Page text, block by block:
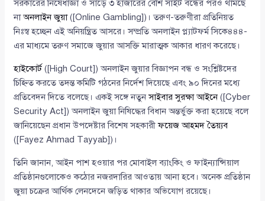
সরকারের নিষেধাজ্ঞা ও সাড়ে ৩ হাজারের বেশি সাইট বন্ধের পরও থামছে
নাঅনলাইন জুয়া([Online Gambling])। তরুণ-তরুণীরা প্রতিনিয়ত
নিঃস্ব হচ্ছেন এই অনিয়ন্ত্রিত আসরে। সম্প্রতি অনলাইন প্ল্যাটফর্ম সিকে৪৪৪-
এর মাধ্যমে তরুণ সমাজে জুয়ার আসক্তি মারাত্মক আকার ধারণ করেছে।
হাইকোর্ট ([High Court]) অনলাইন জুয়ার বিজ্ঞাপন বন্ধ ও সংশ্লিষ্টদের
চিহ্নিত করতে তদন্ত কমিটি গঠনের নির্দেশ দিয়েছে এবং ৯০ দিনের মধ্যে
প্রতিবেদন দিতে বলেছে। একই সঙ্গে নতুনসাইবার সুরক্ষা আইনে([Cyber
Security Act]) অনলাইন জুয়া নিষিদ্ধের বিধান অন্তর্ভুক্ত করা হয়েছে বলে
জানিয়েছেন প্রধান উপদেষ্টার বিশেষ সহকারীফয়েজ আহমদ তৈয়্যব
([Fayez Ahmad Tayyab])।
তিনি জানান, আইন পাশ হওয়ার পর মোবাইল ব্যাংকিং ও ফাইন্যান্সিয়াল
প্রতিষ্ঠানগুলোকেও কঠোর নজরদারির আওতায় আনা হবে। অনেক প্রতিষ্ঠান
জুয়া চক্রের আর্থিক লেনদেনে জড়িত থাকার অভিযোগ রয়েছে।